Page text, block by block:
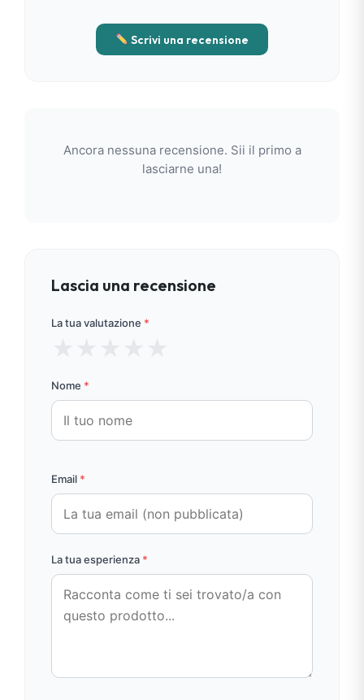
Scrivi una recensione
Ancora nessuna recensione. Sii il primo a
lasciarne una!
Lascia una recensione
La tua valutazione *
Nome *
Email *
La tua esperienza *